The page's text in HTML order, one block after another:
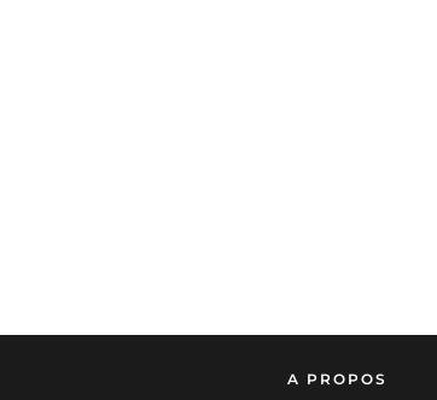
A PROPOS